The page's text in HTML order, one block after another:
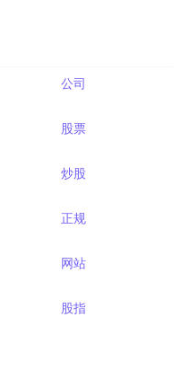
公司
股票
炒股
正规
网站
股指